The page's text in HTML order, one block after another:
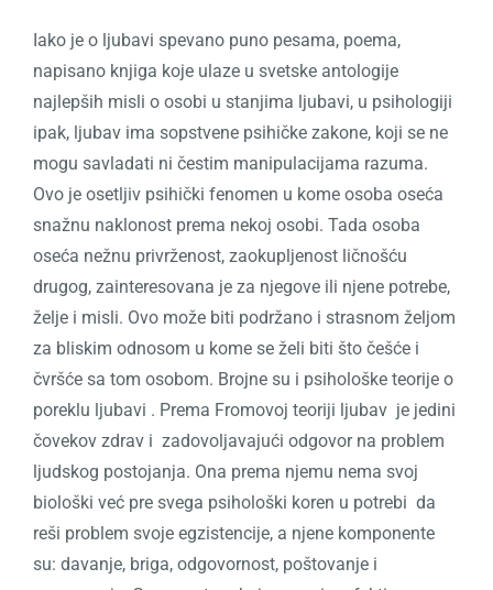
Iako je o ljubavi spevano puno pesama, poema,
napisano knjiga koje ulaze u svetske antologije
najlepših misli o osobi u stanjima ljubavi, u psihologiji
ipak, ljubav ima sopstvene psihičke zakone, koji se ne
mogu savladati ni čestim manipulacijama razuma.
Ovo je osetljiv psihički fenomen u kome osoba oseća
snažnu naklonost prema nekoj osobi. Tada osoba
oseća nežnu privrženost, zaokupljenost ličnošću
drugog, zainteresovana je za njegove ili njene potrebe,
želje i misli. Ovo može biti podržano i strasnom željom
za bliskim odnosom u kome se želi biti što češće i
čvršće sa tom osobom. Brojne su i psihološke teorije o
poreklu ljubavi . Prema Fromovoj teoriji ljubav je jedini
čovekov zdrav i zadovoljavajući odgovor na problem
ljudskog postojanja. Ona prema njemu nema svoj
biološki već pre svega psihološki koren u potrebi da
reši problem svoje egzistencije, a njene komponente
su: davanje, briga, odgovornost, poštovanje i